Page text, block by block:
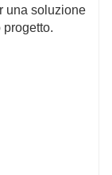
una soluzione